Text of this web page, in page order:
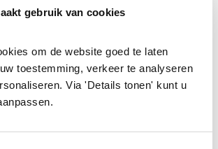
gebruik van cookies
om de website goed te laten
toestemming, verkeer te analyseren
Via 'Details tonen' kunt u
muse MUS5494 Botanisch beton
gemaakt. Door deze
coating krijgt vocht geen kans om
groef in de vloer te trekken. Je kunt